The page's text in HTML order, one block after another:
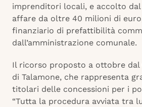
imprenditori locali, e accolto dal
affare da oltre 40 milioni di
finanziario di prefattibilità
dall’amministrazione comunale.
Il ricorso proposto a ottobre dal
di Talamone, che rappresenta
titolari delle concessioni per i
“Tutta la procedura avviata tra